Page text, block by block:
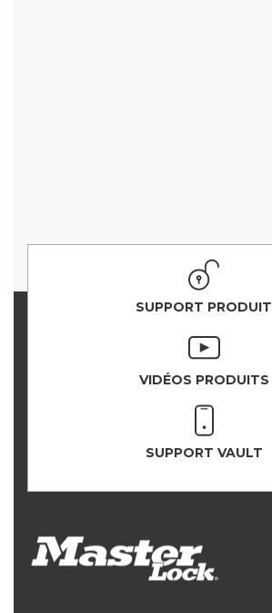
SUPPORT PRODUIT
VIDÉOS PRODUITS
SUPPORT VAULT